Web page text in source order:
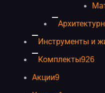
Инструменты и
Комплекты926
Акции9